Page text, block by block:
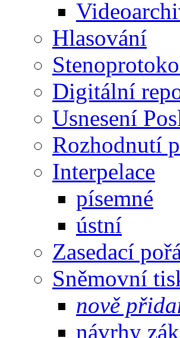
Hlasování
Digitální
Usnesení
Rozhodnutí
Interpelace
písemné
ústní
Zasedací
Sněmovní
nově
návrhy